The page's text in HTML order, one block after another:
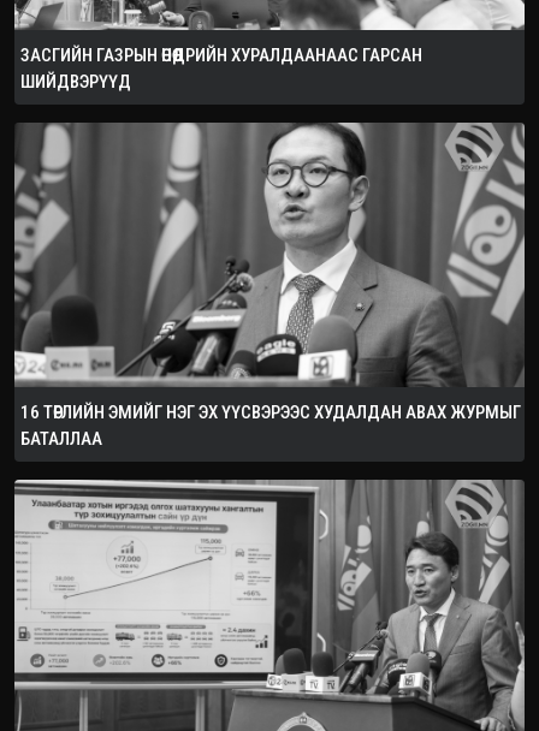
ЗАСГИЙН ГАЗРЫН ӨНӨӨДРИЙН ХУРАЛДААНААС ГАРСАН
ШИЙДВЭРҮҮД
16 ТӨРЛИЙН ЭМИЙГ НЭГ ЭХ ҮҮСВЭРЭЭС ХУДАЛДАН АВАХ ЖУРМЫГ
БАТАЛЛАА